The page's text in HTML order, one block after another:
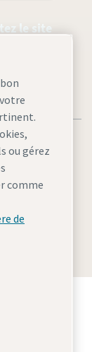
le site
met en
ou gérez
comme
de